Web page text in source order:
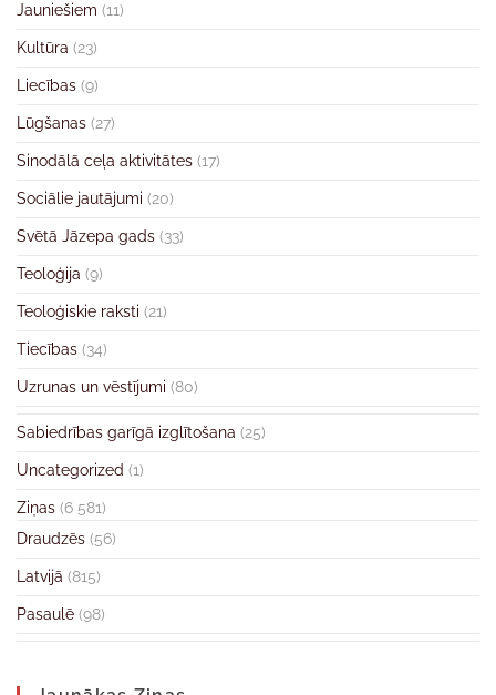
Jauniešiem (11)
Kultūra (23)
Liecības (9)
Lūgšanas (27)
Sinodālā ceļa aktivitātes (17)
Sociālie jautājumi (20)
Svētā Jāzepa gads (33)
Teoloģija (9)
Teoloģiskie raksti (21)
Tiecības (34)
Uzrunas un vēstījumi (80)
Sabiedrības garīgā izglītošana (25)
Uncategorized (1)
Ziņas (6 581)
Draudzēs (56)
Latvijā (815)
Pasaulē (98)